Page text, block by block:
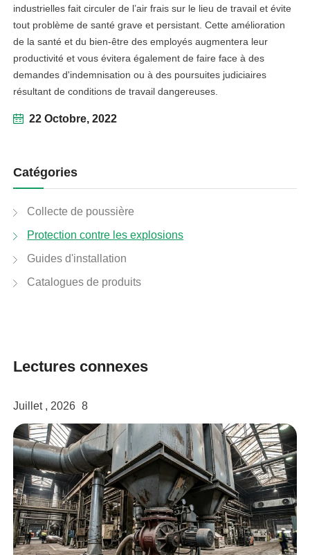
22 Octobre, 2022
Catégories
Collecte de poussière
Protection contre les explosions
Guides d'installation
Catalogues de produits
industrielles fait circuler de l’air frais sur le lieu de travail et évite
tout problème de santé grave et persistant. Cette amélioration
de la santé et du bien-être des employés augmentera leur
productivité et vous évitera également de faire face à des
demandes d'indemnisation ou à des poursuites judiciaires
résultant de conditions de travail dangereuses.
Lectures connexes
Juillet , 2026 8